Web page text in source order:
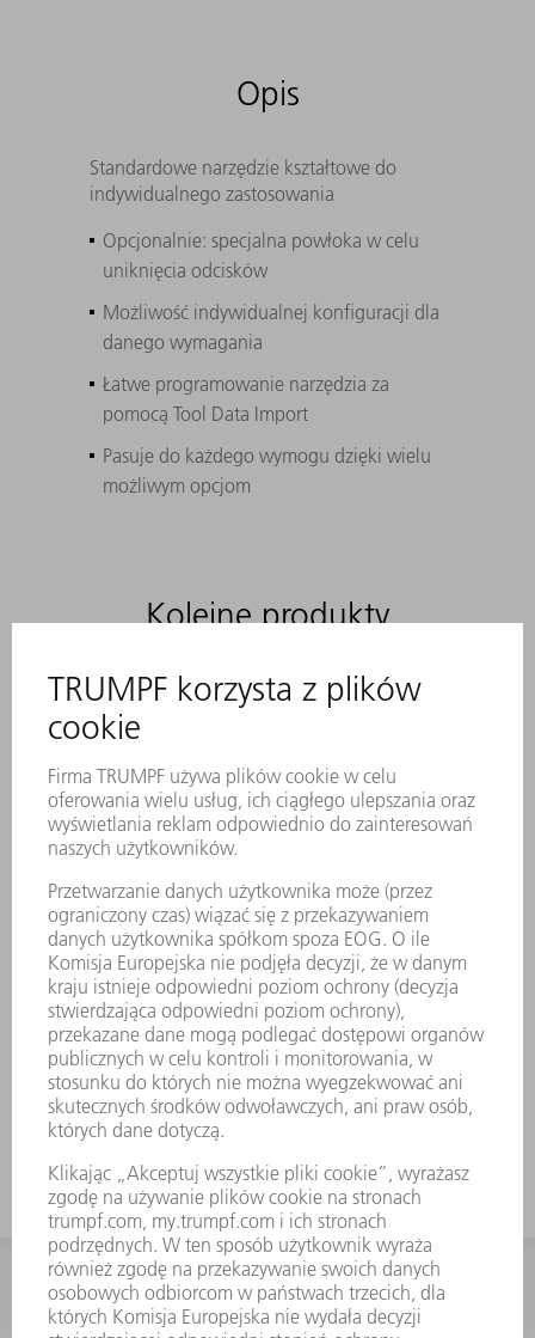
Opis
Standardowe narzędzie kształtowe do
indywidualnego zastosowania
Opcjonalnie: specjalna powłoka w celu
uniknięcia odcisków
Możliwość indywidualnej konfiguracji dla
danego wymagania
Łatwe programowanie narzędzia za
pomocą Tool Data Import
Pasuje do każdego wymogu dzięki wielu
możliwym opcjom
Kolejne produkty
AKCESORIA
Matryca (kształt 13)
Nr materiału:0699860
KONTAKT
Dział Części Zamiennych i Narzędzi